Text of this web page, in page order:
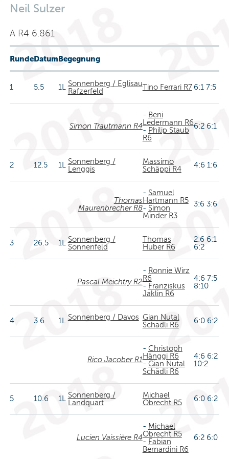
Neil Sulzer
A R4 6.861
RundeDatumBegegnung
1 5.5 1LSonnenberg / Eglisau
Rafzerfeld
Tino Ferrari R7 6:1 7:5
Simon Trautmann R4
- Beni
Ledermann R6
- Philip Staub
R6
6:2 6:1
2 12.5 1LSonnenberg /
Lenggis
Massimo
Schäppi R4
4:6 1:6
Thomas
Maurenbrecher R8
- Samuel
Hartmann R5
- Simon
Minder R3
3:6 3:6
3 26.5 1LSonnenberg /
Sonnenfeld
Thomas
Huber R6
2:6 6:1
6:2
Pascal Meichtry R2
- Ronnie Wirz
R6
- Franziskus
Jaklin R6
4:6 7:5
8:10
4 3.6 1LSonnenberg / Davos Gian Nutal
Schädli R6
6:0 6:2
Rico Jacober R1
- Christoph
Hänggi R6
- Gian Nutal
Schädli R6
4:6 6:2
10:2
5 10.6 1LSonnenberg /
Landquart
Michael
Obrecht R5
6:0 6:2
Lucien Vaissière R4
- Michael
Obrecht R5
- Fabian
Bernardini R6
6:2 6:0